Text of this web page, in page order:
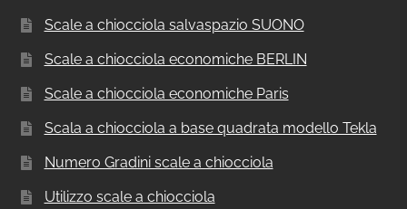
Scale a chiocciola salvaspazio SUONO
Scale a chiocciola economiche BERLIN
Scale a chiocciola economiche Paris
Scala a chiocciola a base quadrata modello Tekla
Numero Gradini scale a chiocciola
Utilizzo scale a chiocciola